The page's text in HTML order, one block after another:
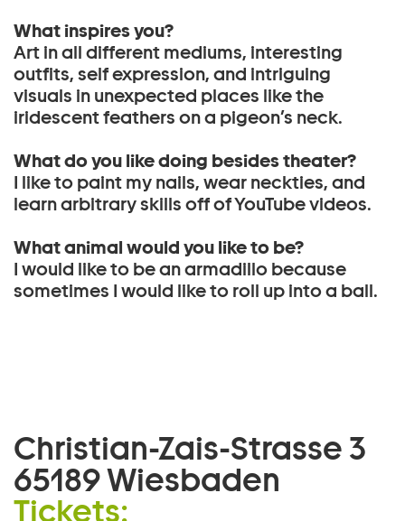
What inspires you?
Art in all different mediums, interesting
outfits, self expression, and intriguing
visuals in unexpected places like the
iridescent feathers on a pigeon’s neck.
What do you like doing besides theater?
I like to paint my nails, wear neckties, and
learn arbitrary skills off of YouTube videos.
What animal would you like to be?
I would like to be an armadillo because
sometimes I would like to roll up into a ball.
Christian-Zais-Strasse 3
65189 Wiesbaden
Tickets: